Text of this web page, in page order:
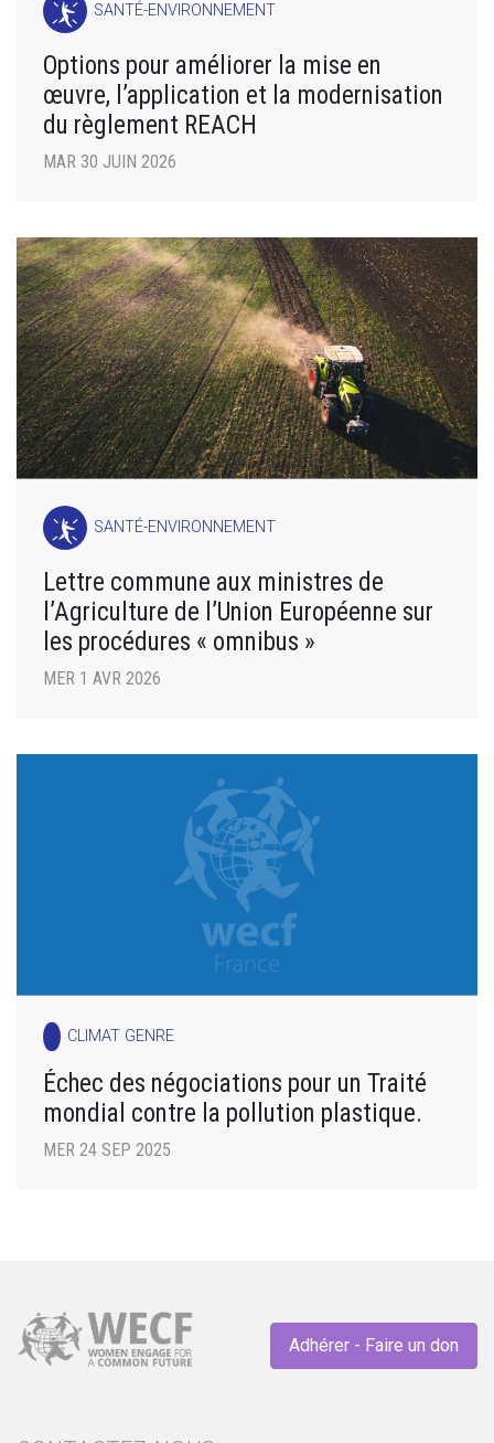
SANTÉ-ENVIRONNEMENT
Options pour améliorer la mise en
œuvre, l’application et la modernisation
du règlement REACH
MAR 30 JUIN 2026
SANTÉ-ENVIRONNEMENT
Lettre commune aux ministres de
l’Agriculture de l’Union Européenne sur
les procédures « omnibus »
MER 1 AVR 2026
CLIMAT GENRE
Échec des négociations pour un Traité
mondial contre la pollution plastique.
MER 24 SEP 2025
Adhérer - Faire un don